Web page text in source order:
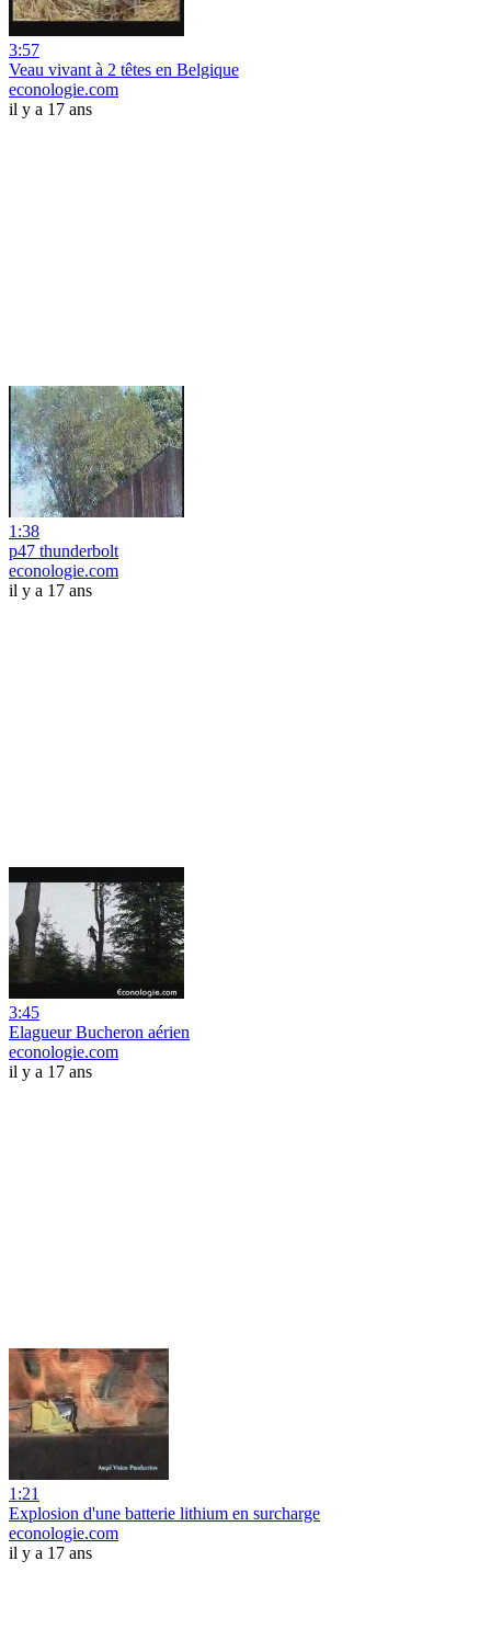
3:57
Veau vivant à 2 têtes en Belgique
econologie.com
il y a 17 ans
1:38
p47 thunderbolt
econologie.com
il y a 17 ans
3:45
Elagueur Bucheron aérien
econologie.com
il y a 17 ans
1:21
Explosion d'une batterie lithium en surcharge
econologie.com
il y a 17 ans